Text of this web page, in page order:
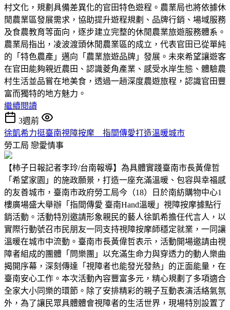
村文化，規劃具備差異化的官田特色遊程。農業局也將依據休
閒農業區發展需求，協助提升遊程規劃、品牌行銷、場域服務
及食農教育等面向，逐步建立完整的休閒農業旅遊服務體系。
農業局指出，凌波渡頭休閒農業區的成立，代表官田已從單純
的「特色農產」邁向「農業旅遊品牌」發展。未來希望讓遊客
在官田能夠親近農田、認識菱角產業、感受水岸生態、體驗農
村生活並品嘗在地美食，透過一趟深度農遊旅程，認識官田豐
富而獨特的地方魅力。
繼續閱讀
3週前
徐凱希力挺臺南視障按摩 指間傳愛打造溫暖城市
勞工局 戀愛情事
【柿子日報記者李玲/台南報導】為具體實踐臺南市長黃偉哲
「希望家園」的施政願景，打造一座充滿溫暖、包容與幸福感
的友善城市，臺南市政府勞工局今（18）日於南紡購物中心1
樓廣場盛大舉辦「指間傳愛 臺南Hand溫暖」視障按摩據點行
銷活動。活動特別邀請形象親民的藝人徐凱希擔任代言人，以
實際行動號召市民朋友一同支持視障按摩師穩定就業，一同讓
溫暖在城市中流動。臺南市長黃偉哲表示，活動開場邀請由視
障者組成的團體「問樂團」以充滿生命力與穿透力的動人樂曲
揭開序幕，深刻傳達「視障者也能發光發熱」的正面能量，在
臺南安心工作。本次活動內容豐富多元，精心規劃了多項適合
全家大小同樂的環節。除了安排精彩的親子互動表演活絡氣氛
外，為了讓民眾具體體會視障者的生活世界，現場特別設置了